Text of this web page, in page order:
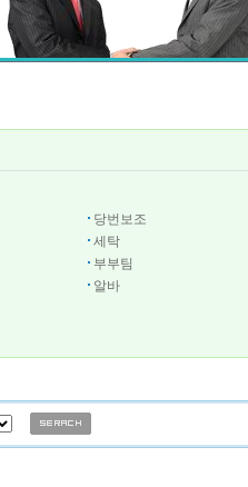
당번보조
세탁
부부팀
알바